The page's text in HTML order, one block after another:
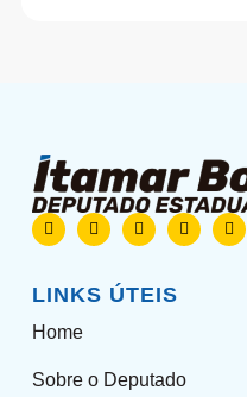
LINKS ÚTEIS
Home
Sobre o Deputado